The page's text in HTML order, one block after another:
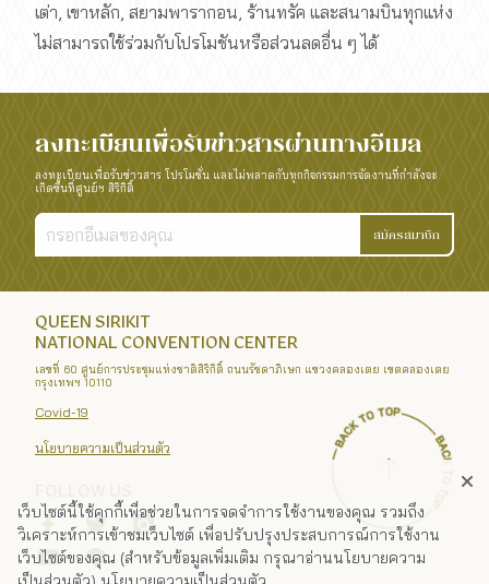
เต่า, เขาหลัก, สยามพารากอน, ร้านทรัค และสนามบินทุกแห่ง
ไม่สามารถใช้ร่วมกับโปรโมชันหรือส่วนลดอื่น ๆ ได้
ลงทะเบียนเพื่อรับข่าวสารผ่านทางอีเมล
ลงทะเบียนเพื่อรับข่าวสาร โปรโมชั่น และไม่พลาดกับทุกกิจกรรมการจัดงานที่กำลังจะ
เกิดขึ้นที่ศูนย์ฯ สิริกิติ์
สมัครสมาชิก
QUEEN SIRIKIT
NATIONAL CONVENTION CENTER
เลขที่ 60 ศูนย์การประชุมแห่งชาติสิริกิติ์ ถนนรัชดาภิเษก แขวงคลองเตย เขตคลองเตย
กรุงเทพฯ 10110
Covid-19
นโยบายความเป็นส่วนตัว
เว็บไซต์นี้ใช้คุกกี้เพื่อช่วยในการจดจำการใช้งานของคุณ รวมถึง
วิเคราะห์การเข้าชมเว็บไซต์ เพื่อปรับปรุงประสบการณ์การใช้งาน
เว็บไซต์ของคุณ (สำหรับข้อมูลเพิ่มเติม กรุณาอ่านนโยบายความ